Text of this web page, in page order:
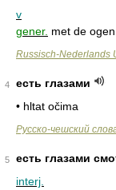
v
gener. met de
Russisch-Nederlands
4
есть глазами
• hltat očima
Русско-чешский
5
есть глазами
interj.